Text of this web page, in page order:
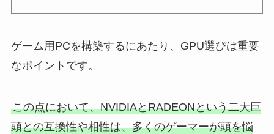
ゲーム用PCを構築するにあたり、GPU選びは重要
なポイントです。
この点において、NVIDIAとRADEONという二大巨
頭との互換性や相性は、多くのゲーマーが頭を悩